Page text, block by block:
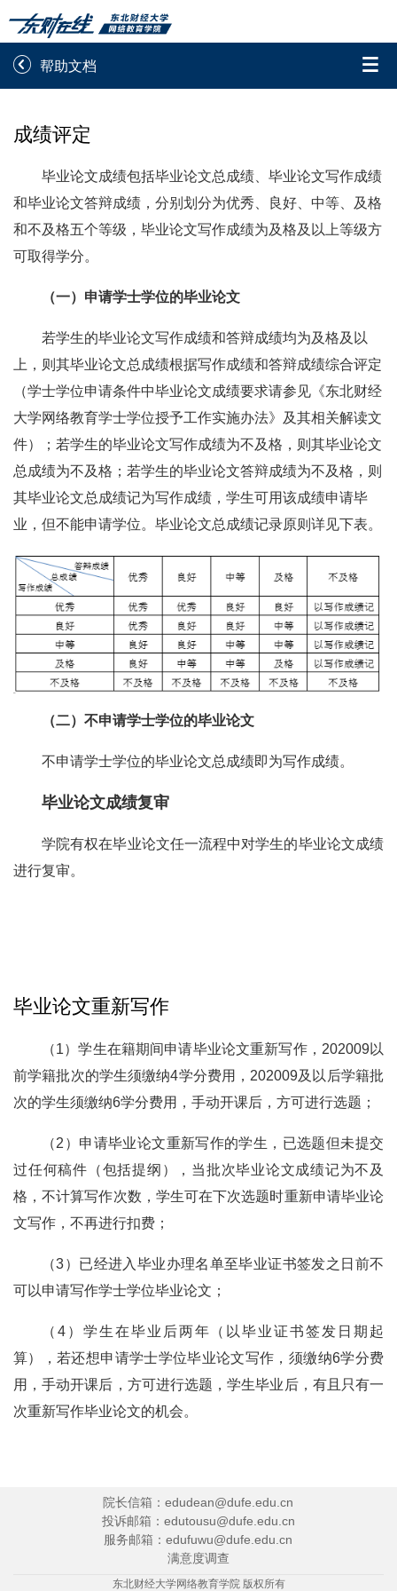

 帮助文档
学籍查询 学生证查询打印
学籍相关申请 论文综合评定系统
重置密码
成绩评定
毕业论文成绩包括毕业论文总成绩、毕业论文写作成绩
和毕业论文答辩成绩，分别划分为优秀、良好、中等、及格
和不及格五个等级，毕业论文写作成绩为及格及以上等级方
可取得学分。
（一）申请学士学位的毕业论文
若学生的毕业论文写作成绩和答辩成绩均为及格及以
上，则其毕业论文总成绩根据写作成绩和答辩成绩综合评定
（学士学位申请条件中毕业论文成绩要求请参见《东北财经
大学网络教育学士学位授予工作实施办法》及其相关解读文
件）；若学生的毕业论文写作成绩为不及格，则其毕业论文
总成绩为不及格；若学生的毕业论文答辩成绩为不及格，则
其毕业论文总成绩记为写作成绩，学生可用该成绩申请毕
业，但不能申请学位。毕业论文总成绩记录原则详见下表。
（二）不申请学士学位的毕业论文
不申请学士学位的毕业论文总成绩即为写作成绩。
毕业论文成绩复审
学院有权在毕业论文任一流程中对学生的毕业论文成绩
进行复审。
毕业论文重新写作
（1）学生在籍期间申请毕业论文重新写作，202009以
前学籍批次的学生须缴纳4学分费用，202009及以后学籍批
次的学生须缴纳6学分费用，手动开课后，方可进行选题；
（2）申请毕业论文重新写作的学生，已选题但未提交
过任何稿件（包括提纲），当批次毕业论文成绩记为不及
格，不计算写作次数，学生可在下次选题时重新申请毕业论
文写作，不再进行扣费；
（3）已经进入毕业办理名单至毕业证书签发之日前不
可以申请写作学士学位毕业论文；
（4）学生在毕业后两年（以毕业证书签发日期起
算），若还想申请学士学位毕业论文写作，须缴纳6学分费
用，手动开课后，方可进行选题，学生毕业后，有且只有一
次重新写作毕业论文的机会。
院长信箱：edudean@dufe.edu.cn
投诉邮箱：edutousu@dufe.edu.cn
服务邮箱：edufuwu@dufe.edu.cn
满意度调查
东北财经大学网络教育学院 版权所有